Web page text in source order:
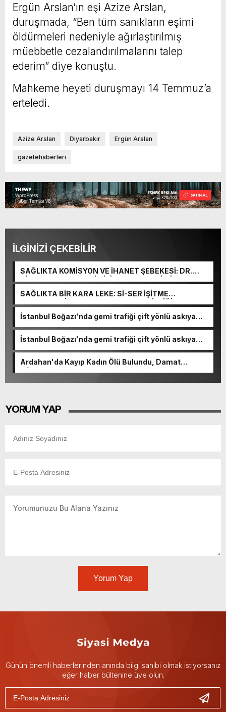
Ergün Arslan’ın eşi Azize Arslan,
duruşmada, “Ben tüm sanıkların eşimi
öldürmeleri nedeniyle ağırlaştırılmış
müebbetle cezalandırılmalarını talep
ederim” diye konuştu.
Mahkeme heyeti duruşmayı 14 Temmuz’a
erteledi.
Azize Arslan Diyarbakır Ergün Arslan
gazetehaberleri
İLGİNİZİ ÇEKEBİLİR
SAĞLIKTA KOMİSYON VE İHANET ŞEBEKESİ: DR.
NİHAT URUÇ VE SEMİH İŞİTME MERKEZİ’NİN SGK
VURGUNU!
SAĞLIKTA BİR KARA LEKE: Sİ-SER İŞİTME
MERKEZLERİ VE MODERN UMUT TACİRLİĞİ
İstanbul Boğazı'nda gemi trafiği çift yönlü askıya
İstanbul Boğazı'nda gemi trafiği çift yönlü askıya
Ardahan'da Kayıp Kadın Ölü Bulundu, Damat
Gözaltında
YORUM YAP
Yorum Yap
Günün önemli haberlerinden anında bilgi sahibi olmak istiyorsanız
eğer haber bültenine üye olun.